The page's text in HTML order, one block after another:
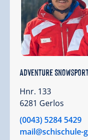
Adventure
Hnr. 133
6281 Gerlos
(0043) 5284 5429
mail@schischule-